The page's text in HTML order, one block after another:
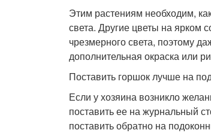
Этим растениям необходим,
света. Другие цветы на ярком
чрезмерного света, поэтому
дополнительная окраска или
Поставить горшок лучше на
Если у хозяина возникло
поставить ее на журнальный
поставить обратно на